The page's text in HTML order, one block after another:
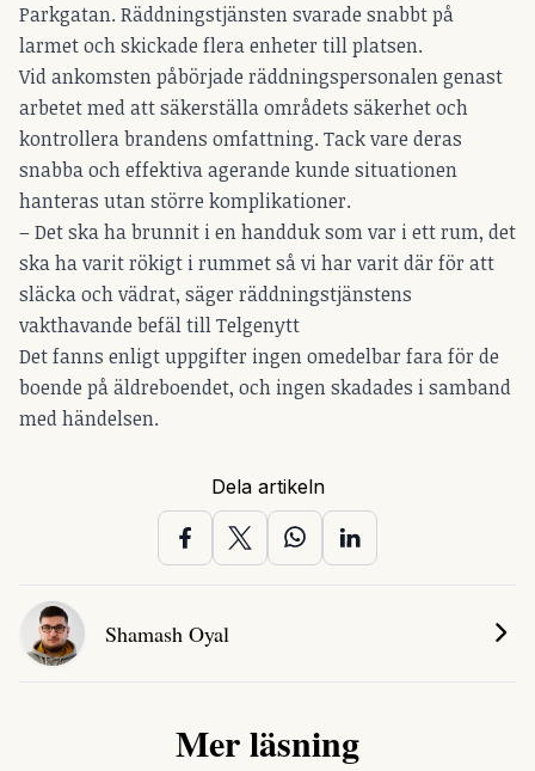
Parkgatan. Räddningstjänsten svarade snabbt på
larmet och skickade flera enheter till platsen.
Vid ankomsten påbörjade räddningspersonalen genast
arbetet med att säkerställa områdets säkerhet och
kontrollera brandens omfattning. Tack vare deras
snabba och effektiva agerande kunde situationen
hanteras utan större komplikationer.
– Det ska ha brunnit i en handduk som var i ett rum, det
ska ha varit rökigt i rummet så vi har varit där för att
släcka och vädrat, säger räddningstjänstens
vakthavande befäl till Telgenytt
Det fanns enligt uppgifter ingen omedelbar fara för de
boende på äldreboendet, och ingen skadades i samband
med händelsen.
Dela artikeln
Shamash Oyal
Mer läsning